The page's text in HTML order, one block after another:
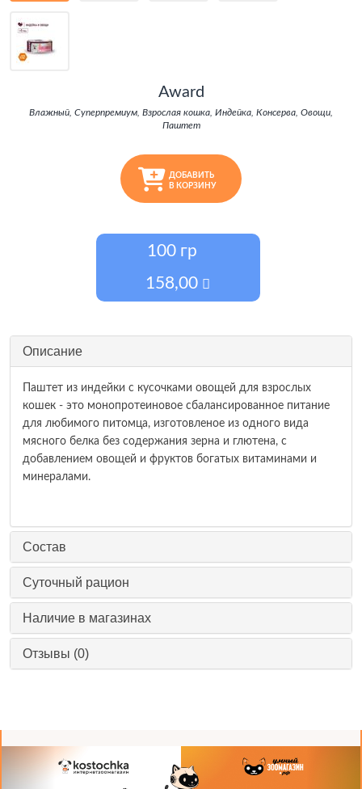
Award
Влажный, Суперпремиум, Взрослая кошка, Индейка, Консерва, Овощи,
Паштет
ДОБАВИТЬ
В КОРЗИНУ
100 гр
158,00
Описание
Паштет из индейки с кусочками овощей для взрослых
кошек - это монопротеиновое сбалансированное питание
для любимого питомца, изготовленое из одного вида
мясного белка без содержания зерна и глютена, с
добавлением овощей и фруктов богатых витаминами и
минералами.
Состав
Суточный рацион
Наличие в магазинах
Отзывы (0)